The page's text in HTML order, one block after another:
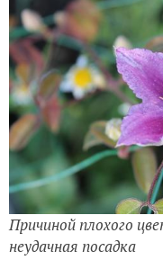
Причиной плохого
неудачная посадка